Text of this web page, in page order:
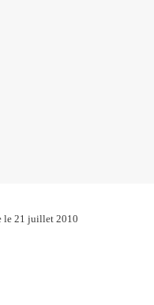
le 21 juillet 2010